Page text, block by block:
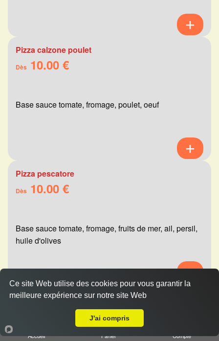
Pizza calzone poulet
Dès 10.00 €
Base sauce tomate, fromage, poulet, oeuf
Pizza pescatore
Dès 10.00 €
Base sauce tomate, fromage, fruits de mer, ail, persil,
huile d'olives
Pizza mexicaine
Accueil Panier Compte
Ce site Web utilise des cookies pour vous garantir la
meilleure expérience sur notre site Web
J'ai compris